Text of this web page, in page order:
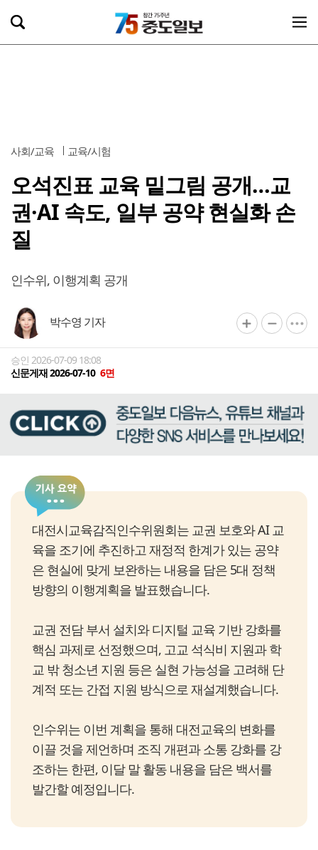
사회/교육 교육/시험
오석진표 교육 밑그림 공개…교
권·AI 속도, 일부 공약 현실화 손
질
인수위, 이행계획 공개
박수영 기자
승인 2026-07-09 18:08
신문게재 2026-07-10 6면
대전시교육감직인수위원회는 교권 보호와 AI 교
육을 조기에 추진하고 재정적 한계가 있는 공약
은 현실에 맞게 보완하는 내용을 담은 5대 정책
방향의 이행계획을 발표했습니다.
교권 전담 부서 설치와 디지털 교육 기반 강화를
핵심 과제로 선정했으며, 고교 석식비 지원과 학
교 밖 청소년 지원 등은 실현 가능성을 고려해 단
계적 또는 간접 지원 방식으로 재설계했습니다.
인수위는 이번 계획을 통해 대전교육의 변화를
이끌 것을 제언하며 조직 개편과 소통 강화를 강
조하는 한편, 이달 말 활동 내용을 담은 백서를
발간할 예정입니다.